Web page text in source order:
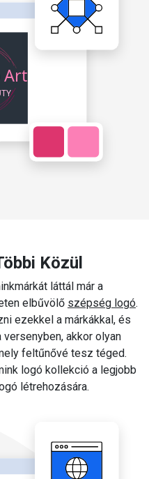
Közül
láttál már a
elbűvölő szépség logó.
ezekkel a márkákkal, és
akkor olyan
feltűnővé tesz téged.
logó kollekció a legjobb
létrehozására.